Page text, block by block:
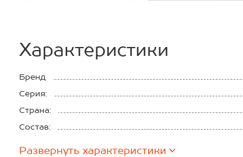
Характеристики
Бренд
Серия:
Страна:
Состав:
Развернуть характеристики